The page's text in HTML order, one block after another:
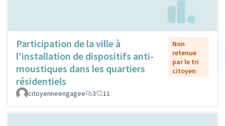
Participation de la ville à
l'installation de dispositifs anti-
moustiques dans les quartiers
résidentiels
Non
retenue
par le tri
citoyen
citoyenneengagee 3 11